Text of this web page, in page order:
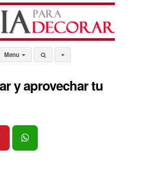
Menu
y aprovechar tu